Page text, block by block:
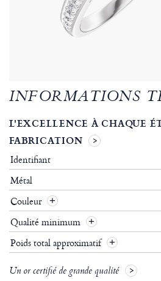
INFORMATIONS
L'EXCELLENCE À CHAQUE
FABRICATION
Identifiant
Métal
Couleur
Qualité minimum
Poids total approximatif
Un or certifié de grande qualité